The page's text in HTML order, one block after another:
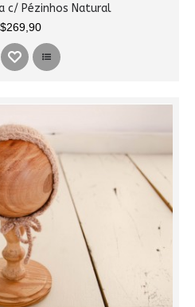
c/ Pézinhos Natural